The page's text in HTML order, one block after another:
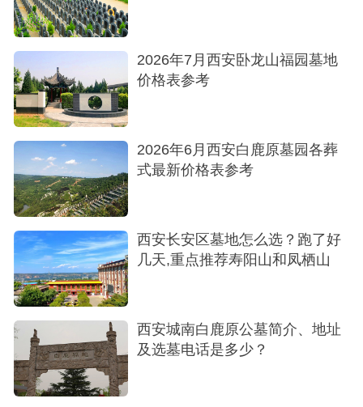
合”和“遗憾”。
墓区
理由三：人性化的服务与园区体验，让祭扫
成为一种温暖的陪伴
墓园不仅是逝者的家园，更是生者寄托哀思、
进行情感交流的场所。白鹿原墓园在这方面做到了
极致：
2026年7月西安卧龙山福园墓地
价格表参考
2026年6月西安白鹿原墓园各葬
式最新价格表参考
西安长安区墓地怎么选？跑了好
几天,重点推荐寿阳山和凤栖山
西安城南白鹿原公墓简介、地址
及选墓电话是多少？